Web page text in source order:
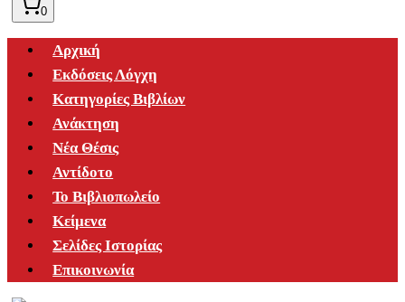
0
Αρχική
Εκδόσεις Λόγχη
Κατηγορίες Βιβλίων
Ανάκτηση
Νέα Θέσις
Αντίδοτο
Το Βιβλιοπωλείο
Κείμενα
Σελίδες Ιστορίας
Επικοινωνία